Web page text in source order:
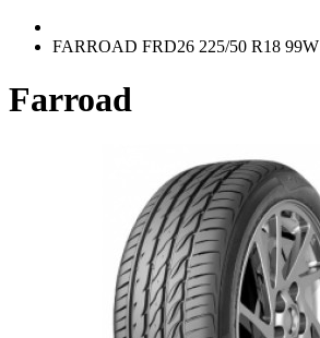
FARROAD FRD26 225/50 R18 99W
Farroad